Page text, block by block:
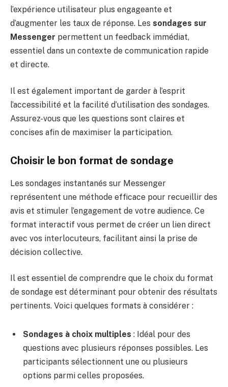
l’expérience utilisateur plus engageante et
d’augmenter les taux de réponse. Les sondages sur
Messenger permettent un feedback immédiat,
essentiel dans un contexte de communication rapide
et directe.
Il est également important de garder à l’esprit
l’accessibilité et la facilité d’utilisation des sondages.
Assurez-vous que les questions sont claires et
concises afin de maximiser la participation.
Choisir le bon format de sondage
Les sondages instantanés sur Messenger
représentent une méthode efficace pour recueillir des
avis et stimuler l’engagement de votre audience. Ce
format interactif vous permet de créer un lien direct
avec vos interlocuteurs, facilitant ainsi la prise de
décision collective.
Il est essentiel de comprendre que le choix du format
de sondage est déterminant pour obtenir des résultats
pertinents. Voici quelques formats à considérer :
Sondages à choix multiples : Idéal pour des
questions avec plusieurs réponses possibles. Les
participants sélectionnent une ou plusieurs
options parmi celles proposées.